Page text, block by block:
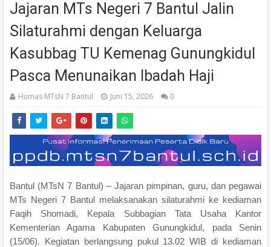
Jajaran MTs Negeri 7 Bantul Jalin
Silaturahmi dengan Keluarga
Kasubbag TU Kemenag Gunungkidul
Pasca Menunaikan Ibadah Haji
Humas MTsN 7 Bantul Juni 15, 2026 0
Bantul (MTsN 7 Bantul) – Jajaran pimpinan, guru, dan pegawai
MTs Negeri 7 Bantul melaksanakan silaturahmi ke kediaman
Faqih Shomadi, Kepala Subbagian Tata Usaha Kantor
Kementerian Agama Kabupaten Gunungkidul, pada Senin
(15/06). Kegiatan berlangsung pukul 13.02 WIB di kediaman